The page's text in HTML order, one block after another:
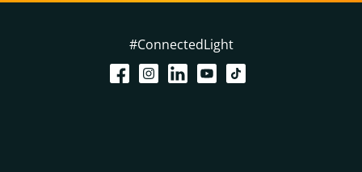
#ConnectedLight